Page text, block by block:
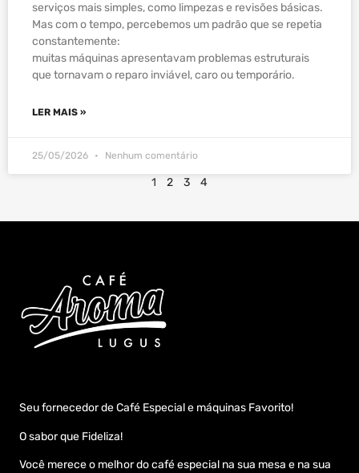
serviços mais simples, como limpezas e revisões básicas.
Mas com o tempo, percebemos um padrão que se repetia
constantemente:
muitas máquinas apresentavam problemas estruturais
que tornavam o reparo inviável, caro ou temporário.
LER MAIS »
25/05/2026 Nenhum comentário
1 2 3 4
Seu fornecedor de Café Especial e máquinas Favorito!
O sabor que Fideliza!
Você merece o melhor do café especial na sua mesa e na sua